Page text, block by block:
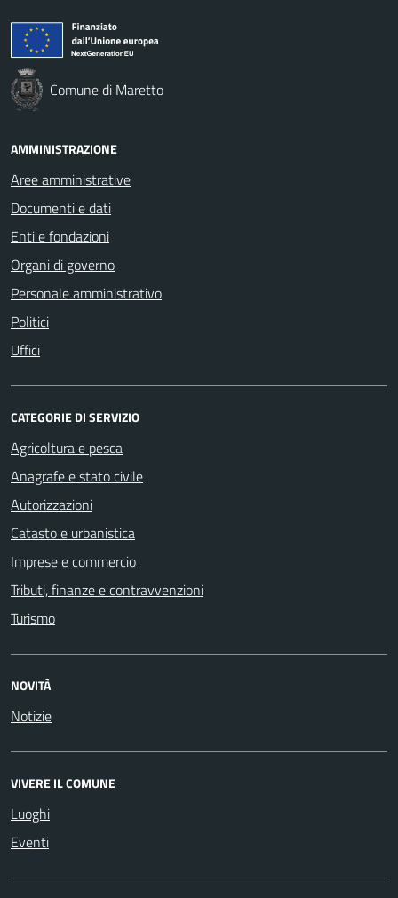
Comune di Maretto
AMMINISTRAZIONE
Aree amministrative
Documenti e dati
Enti e fondazioni
Organi di governo
Personale amministrativo
Politici
Uffici
CATEGORIE DI SERVIZIO
Agricoltura e pesca
Anagrafe e stato civile
Autorizzazioni
Catasto e urbanistica
Imprese e commercio
Tributi, finanze e contravvenzioni
Turismo
NOVITÀ
Notizie
VIVERE IL COMUNE
Luoghi
Eventi